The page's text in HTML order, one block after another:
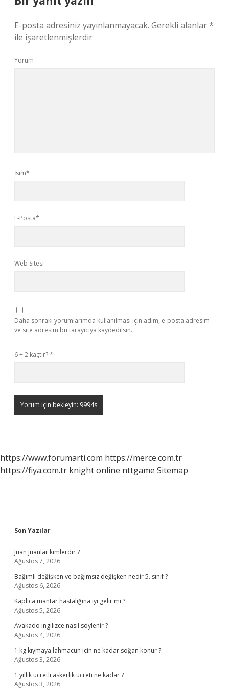
E-posta adresiniz yayınlanmayacak. Gerekli alanlar*
ile işaretlenmişlerdir
Yorum
İsim*
E-Posta*
Web Sitesi
Daha sonraki yorumlarımda kullanılması için adım, e-posta adresim
ve site adresim bu tarayıcıya kaydedilsin.
6 + 2 kaçtır?*
https://www.forumarti.com https://merce.com.tr
https://fiya.com.tr knight online nttgame Sitemap
Sidebar
Son Yazılar
Juan Juanlar kimlerdir ?
Ağustos 7, 2026
Bağımlı değişken ve bağımsız değişken nedir 5. sınıf ?
Ağustos 6, 2026
Kaplıca mantar hastalığına iyi gelir mi ?
Ağustos 5, 2026
Avakado ingilizce nasıl söylenir ?
Ağustos 4, 2026
1 kg kıymaya lahmacun için ne kadar soğan konur ?
Ağustos 3, 2026
1 yıllık ücretli askerlik ücreti ne kadar ?
Ağustos 3, 2026